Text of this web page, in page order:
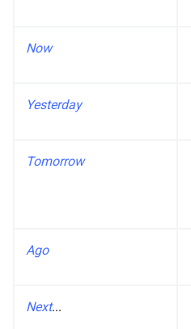
Now
Yesterday
Tomorrow
Ago
Next...